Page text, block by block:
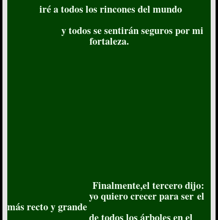
iré a todos los rincones del mundo
y todos se sentirán seguros por mi
fortaleza.
Finalmente,el tercero dijo:
yo quiero crecer para ser el
más recto y grande